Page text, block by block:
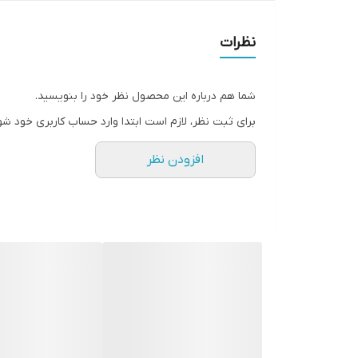
به لطف مصرف روزانه فلوراید توصیه شده ، به آرامی
💥مناسب برای کودکان بین 2 تا 6 سال.
انقضا۵/۲۰۲۴
نظرات
شما هم درباره این محصول نظر خود را بنویسید.
برای ثبت نظر، لازم است ابتدا وارد حساب کاربری خود
افزودن نظر